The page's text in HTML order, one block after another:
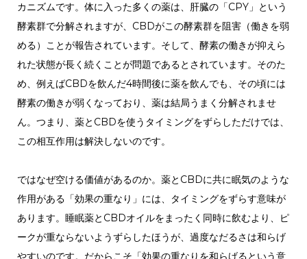
カニズムです。体に入った多くの薬は、肝臓の「CPY」という
酵素群で分解されますが、CBDがこの酵素群を阻害（働きを弱
める）ことが報告されています。そして、酵素の働きが抑えら
れた状態が長く続くことが問題であるとされています。そのた
め、例えばCBDを飲んだ4時間後に薬を飲んでも、その頃には
酵素の働きが弱くなっており、薬は結局うまく分解されませ
ん。つまり、薬とCBDを使うタイミングをずらしただけでは、
この相互作用は解決しないのです。
ではなぜ空ける価値があるのか。薬とCBDに共に眠気のような
作用がある「効果の重なり」には、タイミングをずらす意味が
あります。睡眠薬とCBDオイルをまったく同時に飲むより、ピ
ークが重ならないようずらしたほうが、過度なだるさは和らげ
やすいのです。だからこそ「効果の重なりを和らげるという意